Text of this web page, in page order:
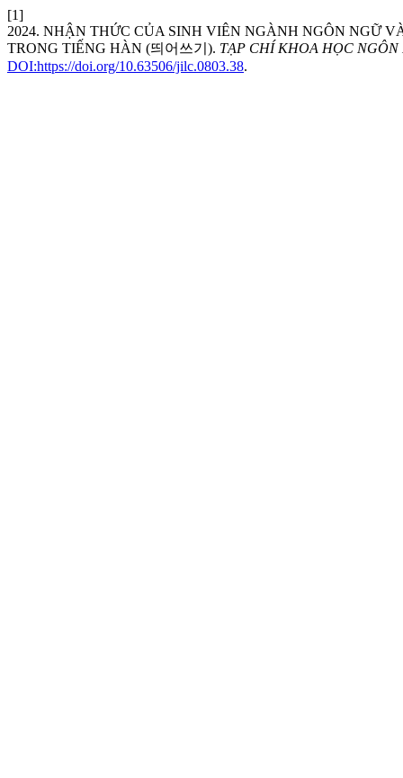
[1]
2024. NHẬN THỨC CỦA SINH VIÊN NGÀNH NGÔN NGỮ
TRONG TIẾNG HÀN (띄어쓰기). TẠP CHÍ KHOA HỌC
DOI:https://doi.org/10.63506/jilc.0803.38.